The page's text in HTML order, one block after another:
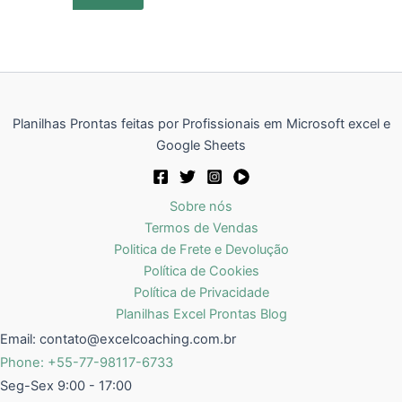
Planilhas Prontas feitas por Profissionais em Microsoft excel e
Google Sheets
Sobre nós
Termos de Vendas
Politica de Frete e Devolução
Política de Cookies
Política de Privacidade
Planilhas Excel Prontas Blog
Email: contato@excelcoaching.com.br
Phone: +55-77-98117-6733
Seg-Sex 9:00 - 17:00